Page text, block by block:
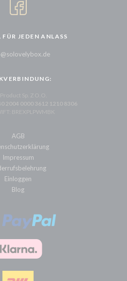
JEDEN ANLASS
Sp. Z O.O.
2004 0000 3612 1210 8306
BREXPLPWMBK
AGB
Impressum
Einloggen
Blog